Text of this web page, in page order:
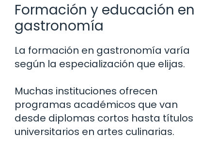
Formación y educación en
gastronomía
La formación en gastronomía varía
según la especialización que elijas.
Muchas instituciones ofrecen
programas académicos que van
desde diplomas cortos hasta títulos
universitarios en artes culinarias.